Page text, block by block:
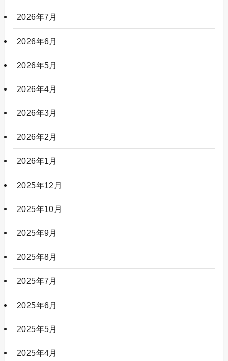
2026年7月
2026年6月
2026年5月
2026年4月
2026年3月
2026年2月
2026年1月
2025年12月
2025年10月
2025年9月
2025年8月
2025年7月
2025年6月
2025年5月
2025年4月